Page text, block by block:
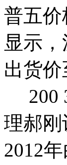
普五价
显示
出货
200
理郝刚
2012